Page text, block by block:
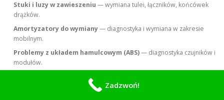
Stuki i luzy w zawieszeniu — wymiana tulei, łączników, końcówek
drążków.
Amortyzatory do wymiany— diagnostyka i wymiana w zakresie
mobilnym.
Problemy z układem hamulcowym (ABS)— diagnostyka czujników i
modułów.
Zadzwoń!